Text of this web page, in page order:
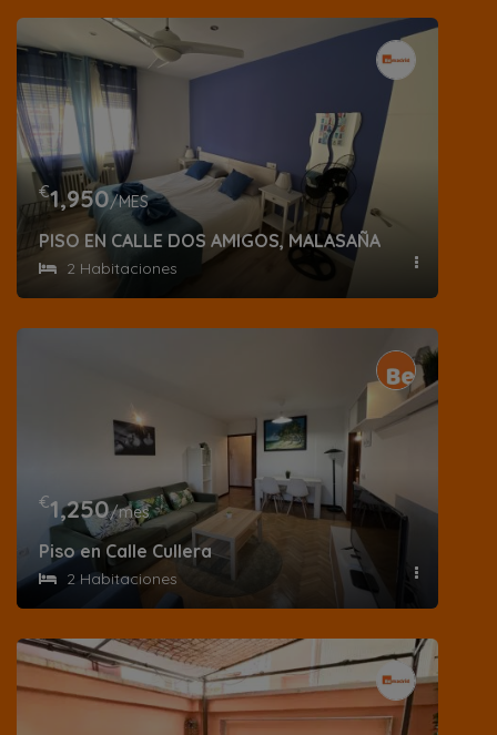
€1,950/MES
PISO EN CALLE DOS AMIGOS, MALASAÑA
2 Habitaciones
€1,250/mes
Piso en Calle Cullera
2 Habitaciones